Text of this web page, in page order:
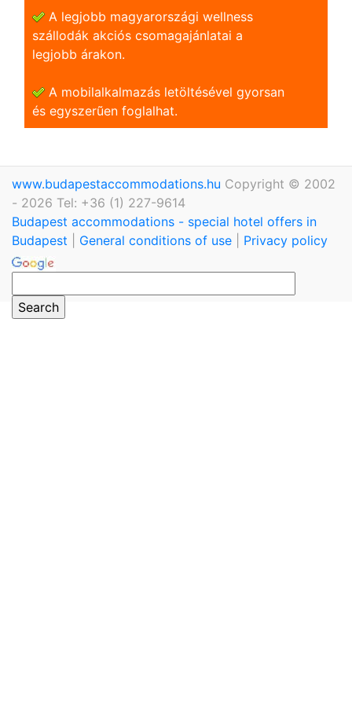
A legjobb magyarországi wellness
szállodák akciós csomagajánlatai a
legjobb árakon.
A mobilalkalmazás letöltésével gyorsan
és egyszerũen foglalhat.
www.budapestaccommodations.hu Copyright © 2002
- 2026 Tel: +36 (1) 227-9614
Budapest accommodations - special hotel offers in
Budapest
General conditions of use Privacy policy